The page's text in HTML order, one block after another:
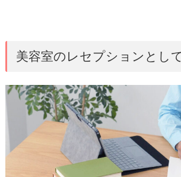
美容室のレセプションとし